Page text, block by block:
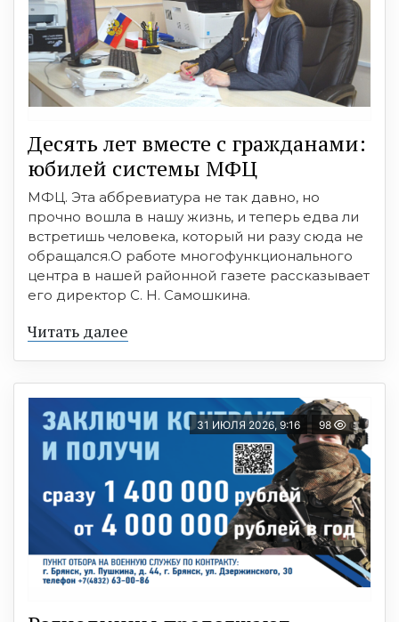
Десять лет вместе с гражданами:
юбилей системы МФЦ
МФЦ. Эта аббревиатура не так давно, но
прочно вошла в нашу жизнь, и теперь едва ли
встретишь человека, который ни разу сюда не
обращался.О работе многофункционального
центра в нашей районной газете рассказывает
его директор С. Н. Самошкина.
Читать далее
31 ИЮЛЯ 2026, 9:16 98